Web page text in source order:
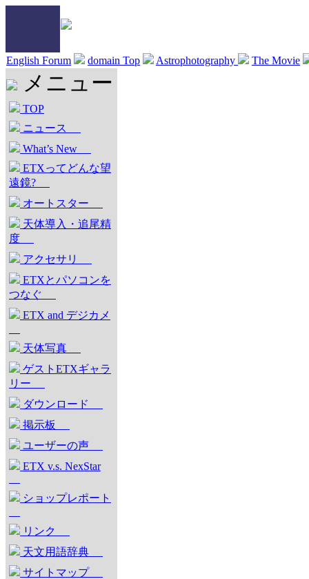
English Forum domain Top Astrophotography The Movie
メニュー
TOP
ニュース
What’s New
ETXってどんな望
遠鏡?
オートスター
天体導入・追尾精
度
アクセサリ
ETXとパソコンを
つなぐ
ETX and デジカメ
天体写真
ゲストETXギャラ
リー
ダウンロード
掲示板
ユーザーの声
ETX v.s. NexStar
ショップレポート
リンク
天文用語辞典
サイトマップ